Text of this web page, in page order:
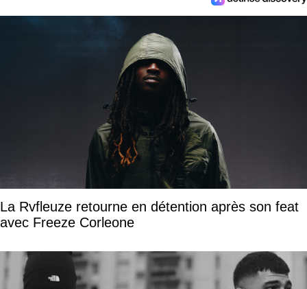
La Rvfleuze retourne en détention après son feat
avec Freeze Corleone